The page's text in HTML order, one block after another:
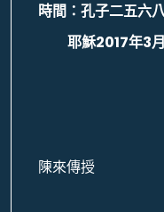
時間：孔子二五六
耶穌2017年3
陳來傳授